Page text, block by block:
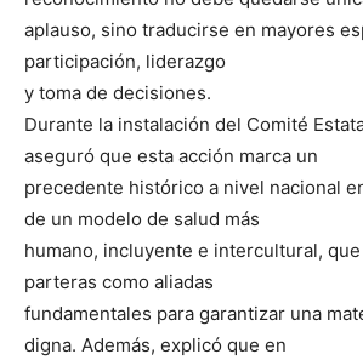
aplauso, sino traducirse en mayores
participación, liderazgo
y toma de decisiones.
Durante la instalación del Comité
aseguró que esta acción marca un
precedente histórico a nivel nacional
de un modelo de salud más
humano, incluyente e intercultural,
parteras como aliadas
fundamentales para garantizar una
digna. Además, explicó que en